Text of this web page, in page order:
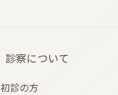
診察について
初診の方